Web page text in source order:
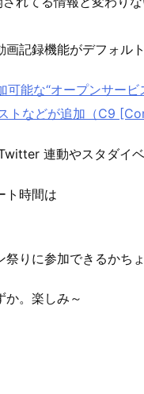
記録機能がデフォル
能な“オープンサービ
トなどが追加（C9
連動やスタダイベ
ト時間は
りに参加できるかち
か。楽しみ～